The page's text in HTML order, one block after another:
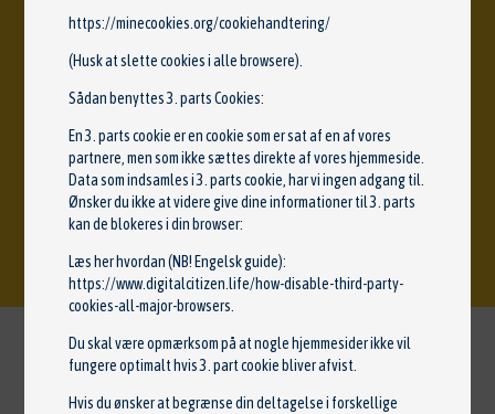
Skanderborgvej 18
8370 Hadsten
SEND EN MAIL
86 98 07 25
https://minecookies.org/cookiehandtering/
(Husk at slette cookies i alle browsere).
Sådan benyttes 3. parts Cookies:
En 3. parts cookie er en cookie som er sat af en af vores
partnere, men som ikke sættes direkte af vores hjemmeside.
Data som indsamles i 3. parts cookie, har vi ingen adgang til.
Ønsker du ikke at videre give dine informationer til 3. parts
kan de blokeres i din browser:
Læs her hvordan (NB! Engelsk guide):
https://www.digitalcitizen.life/how-disable-third-party-
cookies-all-major-browsers
Du skal være opmærksom på at nogle hjemmesider ikke vil
fungere optimalt hvis 3. part cookie bliver afvist.
Hvis du ønsker at begrænse din deltagelse i forskellige